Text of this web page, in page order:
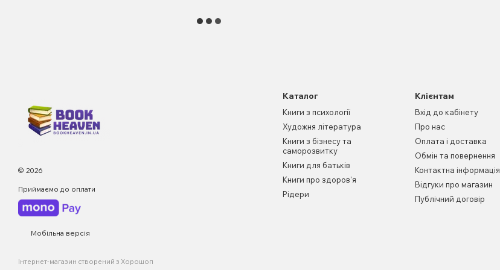
© 2026
Приймаємо до оплати
Мобільна версія
Інтернет-магазин створений з Хорошоп
Каталог
Книги з психології
Художня література
Книги з бізнесу та
саморозвитку
Книги для батьків
Книги про здоров'я
Рідери
Клієнтам
Вхід до кабінету
Про нас
Оплата і доставка
Обмін та повернення
Контактна інформація
Відгуки про магазин
Публічний договір